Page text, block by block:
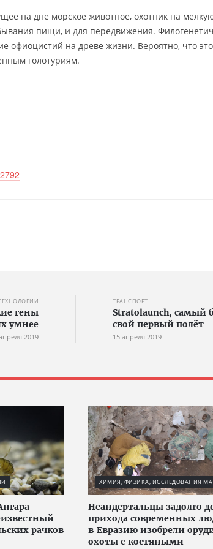
на дне морское животное, охотник на
пищи, и для передвижения.
офиоцистий на древе жизни. Вероятно, что это
голотуриям.
гены
умнее
2019
ТРАНСПОРТ
Stratolaunch, самый
свой первый полёт
15 апреля 2019
рачков
ХИМИЯ, ФИЗИКА, ИССЛЕДОВАНИЯ
Неандертальцы задолго
прихода современных
в Евразию изобрели
охоты с костяными